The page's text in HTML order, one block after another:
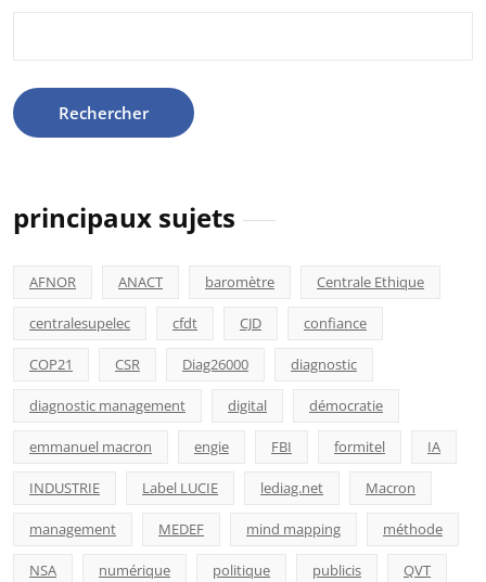
principaux sujets
AFNOR ANACT baromètre Centrale Ethique
centralesupelec cfdt CJD confiance
COP21 CSR Diag26000 diagnostic
diagnostic management digital démocratie
emmanuel macron engie FBI formitel IA
INDUSTRIE Label LUCIE lediag.net Macron
management MEDEF mind mapping méthode
NSA numérique politique publicis QVT